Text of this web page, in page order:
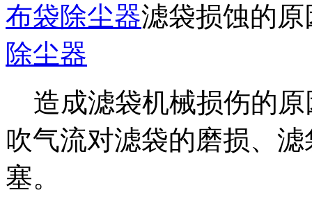
布袋除尘器滤袋损蚀的
除尘器
造成滤袋机械损伤的原
吹气流对滤袋的磨损、
塞。